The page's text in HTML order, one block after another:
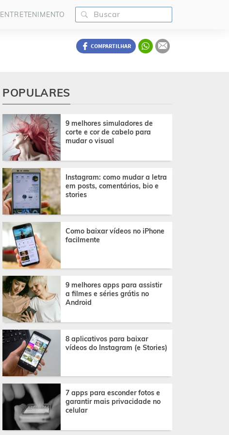
ENTRETENIMENTO
COMPARTILHAR
POPULARES
9 melhores simuladores de
corte e cor de cabelo para
mudar o visual
Instagram: como mudar a letra
em posts, comentários, bio e
stories
Como baixar vídeos no iPhone
facilmente
9 melhores apps para assistir
a filmes e séries grátis no
Android
8 aplicativos para baixar
vídeos do Instagram (e Stories)
7 apps para esconder fotos e
garantir mais privacidade no
celular